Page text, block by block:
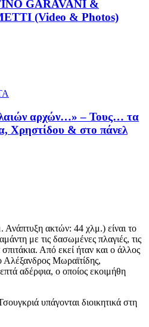
GARAVANI &
(Video & Photos)
αρχών…» – Τους… τα
Χρηστίδου & στο πάνελ
ακτών: 44 χλμ.) είναι το
με τις δασωμένες πλαγιές, τις
Από εκεί ήταν και ο άλλος
Αλέξανδρος Μωραϊτίδης,
αδέρφια, ο οποίος εκοιμήθη
υπάγονται διοικητικά στη